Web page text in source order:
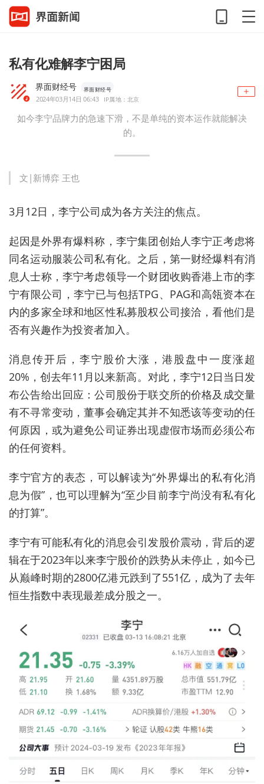
私有化难解李宁困局
界面财经号 界面财经号
2024年03月14日 06:43 IP属地：北京
如今李宁品牌力的急速下滑，不是单纯的资本运作就能解决
的。
文|新博弈 王也
3月12日，李宁公司成为各方关注的焦点。
起因是外界有爆料称，李宁集团创始人李宁正考虑将
同名运动服装公司私有化。之后，第一财经爆料有消
息人士称，李宁考虑领导一个财团收购香港上市的李
宁有限公司，李宁已与包括TPG、PAG和高瓴资本在
内的多家全球和地区性私募股权公司接洽，看他们是
否有兴趣作为投资者加入。
消息传开后，李宁股价大涨，港股盘中一度涨超
20%，创去年11月以来新高。对此，李宁12日当日发
布公告给出回应：公司股份于联交所的价格及成交量
有不寻常变动，董事会确定其并不知悉该等变动的任
何原因，或为避免公司证券出现虚假市场而必须公布
的任何资料。
李宁官方的表态，可以解读为“外界爆出的私有化消
息为假”，也可以理解为“至少目前李宁尚没有私有化
的打算”。
李宁有可能私有化的消息会引发股价震动，背后的逻
辑在于2023年以来李宁股价的跌势从未停止，如今已
从巅峰时期的2800亿港元跌到了551亿，成为了去年
恒生指数中表现最差成分股之一。